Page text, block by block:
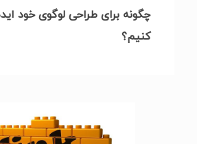
چگونه برای طراحی لوگوی خود
کنیم؟